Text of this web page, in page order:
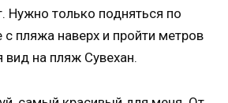
Нужно только подняться по
с пляжа наверх и пройти метров
вид на пляж Сувехан.